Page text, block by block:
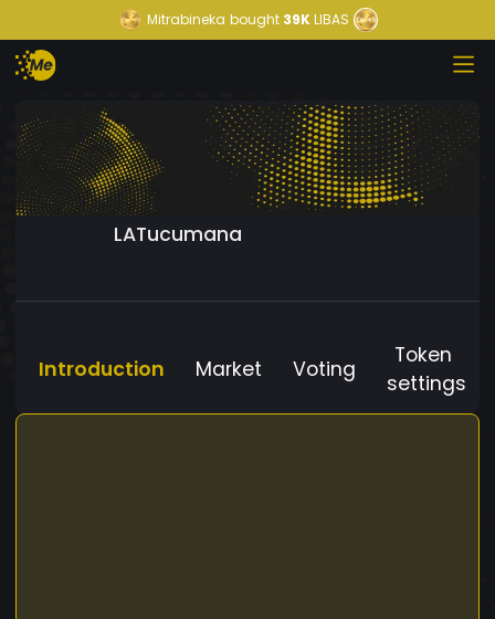
Mitrabineka bought39KLIBAS
LATucumana
Introduction Market Voting
Token
settings